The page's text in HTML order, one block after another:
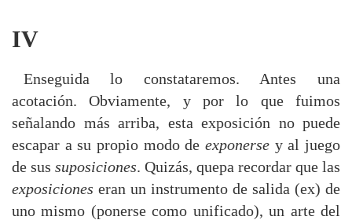
IV
Enseguida lo constataremos. Antes una
acotación. Obviamente, y por lo que fuimos
señalando más arriba, esta exposición no puede
escapar a su propio modo de exponerse y al juego
de sus suposiciones. Quizás, quepa recordar que las
exposiciones eran un instrumento de salida (ex) de
uno mismo (ponerse como unificado), un arte del